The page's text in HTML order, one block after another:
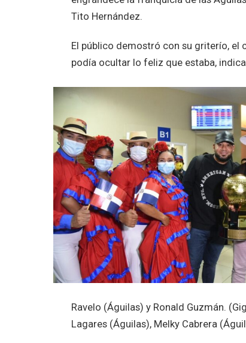
Tito Hernández.
El público demostró con su griterío, el
podía ocultar lo feliz que estaba,
Ravelo (Águilas) y Ronald Guzmán.
Lagares (Águilas), Melky Cabrera